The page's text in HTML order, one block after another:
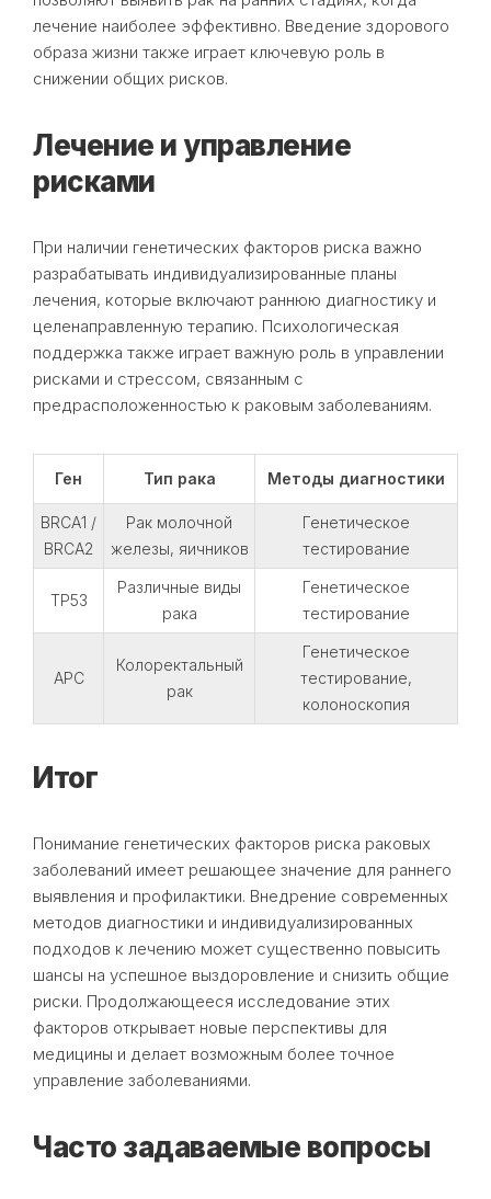
лечение наиболее эффективно. Введение здорового
образа жизни также играет ключевую роль в
снижении общих рисков.
Лечение и управление
рисками
При наличии генетических факторов риска важно
разрабатывать индивидуализированные планы
лечения, которые включают раннюю диагностику и
целенаправленную терапию. Психологическая
поддержка также играет важную роль в управлении
рисками и стрессом, связанным с
предрасположенностью к раковым заболеваниям.
Ген Тип рака Методы диагностики
BRCA1 /
BRCA2
Рак молочной
железы, яичников
Генетическое
тестирование
TP53
Различные виды
рака
Генетическое
тестирование
APC
Колоректальный
рак
Генетическое
тестирование,
колоноскопия
Итог
Понимание генетических факторов риска раковых
заболеваний имеет решающее значение для раннего
выявления и профилактики. Внедрение современных
методов диагностики и индивидуализированных
подходов к лечению может существенно повысить
шансы на успешное выздоровление и снизить общие
риски. Продолжающееся исследование этих
факторов открывает новые перспективы для
медицины и делает возможным более точное
управление заболеваниями.
Часто задаваемые вопросы